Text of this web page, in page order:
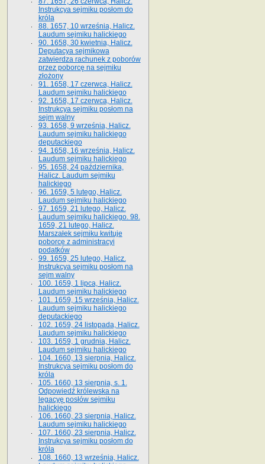
Instrukcya sejmiku posłom do
króla
88. 1657, 10 września, Halicz.
Laudum sejmiku halickiego
90. 1658, 30 kwietnia, Halicz.
Deputacya sejmikowa
zatwierdza rachunek z poborów
przez poborcę na sejmiku
złożony
91. 1658, 17 czerwca, Halicz.
Laudum sejmiku halickiego
92. 1658, 17 czerwca, Halicz.
Instrukcya sejmiku posłom na
sejm walny
93. 1658, 9 września, Halicz.
Laudum sejmiku halickiego
deputackiego
94. 1658, 16 września, Halicz.
Laudum sejmiku halickiego
95. 1658, 24 października,
Halicz. Laudum sejmiku
halickiego
96. 1659, 5 lutego, Halicz.
Laudum sejmiku halickiego
97. 1659, 21 lutego, Halicz.
Laudum sejmiku halickiego. 98.
1659, 21 lutego, Halicz.
Marszałek sejmiku kwituje
poborcę z administracyi
podatków
99. 1659, 25 lutego, Halicz.
Instrukcya sejmiku posłom na
sejm walny
100. 1659, 1 lipca, Halicz.
Laudum sejmiku halickiego
101. 1659, 15 września, Halicz.
Laudum sejmiku halickiego
deputackiego
102. 1659, 24 listopada, Halicz.
Laudum sejmiku halickiego
103. 1659, 1 grudnia, Halicz.
Laudum sejmiku halickiego
104. 1660, 13 sierpnia, Halicz.
Instrukcya sejmiku posłom do
króla
105. 1660, 13 sierpnia, s. 1.
Odpowiedź królewska na
legacyę posłów sejmiku
halickiego
106. 1660, 23 sierpnia, Halicz.
Laudum sejmiku halickiego
107. 1660, 23 sierpnia, Halicz.
Instrukcya sejmiku posłom do
króla
108. 1660, 13 września, Halicz.